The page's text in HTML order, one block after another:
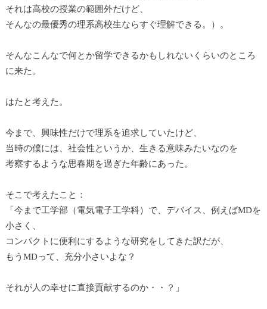
それは高校の授業の範囲外だけど、
そんなの最優秀の理系高校生ならすぐ理解できる。）。
そんなこんなで何とか留学できるかもしれないくらいのところ
に来た。
はたと考えた。
今まで、興味性だけで理系を追求していたけど、
当時の僕には、社会性というか、生きる意味みたいなのを
考察するような思春期を過ぎた年齢にあった。
そこで考えたこと：
「今まで工学部（電気電子工学科）で、デバイス、例えばMDを
小さく、
コンパクトに便利にするような研究をしてきた訳だが、
もうMDって、充分小さいよな？
それが人の幸せに直接貢献するのか・・？」